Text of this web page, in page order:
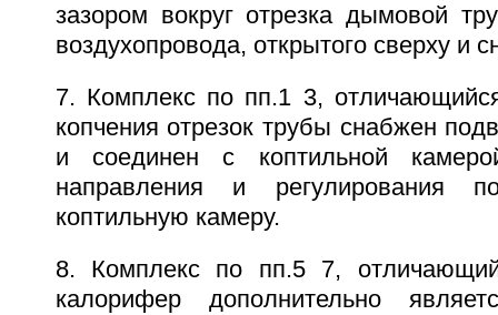
зазором вокруг отрезка дымовой
воздухопровода, открытого сверху и
7. Комплекс по пп.1 3,
копчения отрезок трубы снабжен
и соединен с коптильной
направления и регулирования
коптильную камеру.
8. Комплекс по пп.5 7,
калорифер дополнительно